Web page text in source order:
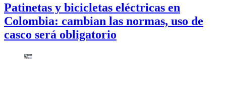
Patinetas y bicicletas eléctricas en
Colombia: cambian las normas, uso de
casco será obligatorio